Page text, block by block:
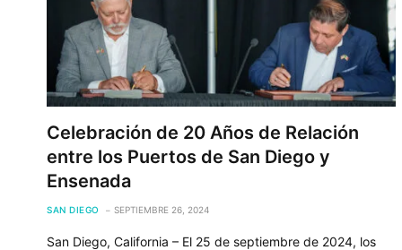
Celebración de 20 Años de Relación
entre los Puertos de San Diego y
Ensenada
SAN DIEGO SEPTIEMBRE 26, 2024
San Diego, California – El 25 de septiembre de 2024, los